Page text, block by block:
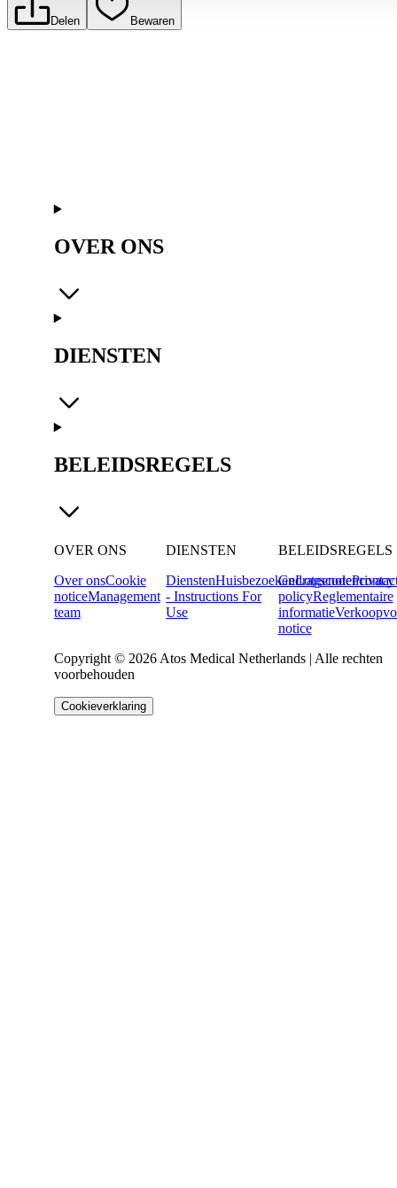
Delen Bewaren
OVER ONS
DIENSTEN
BELEIDSREGELS
OVER ONS
Over onsCookie
noticeManagement
team
DIENSTEN
DienstenHuisbezoeken
- Instructions For
Use
BELEIDSREGELS
GedragscodePrivacy
policyReglementaire
informatie
notice
Copyright © 2026 Atos Medical Netherlands | Alle rechten
voorbehouden
Cookieverklaring